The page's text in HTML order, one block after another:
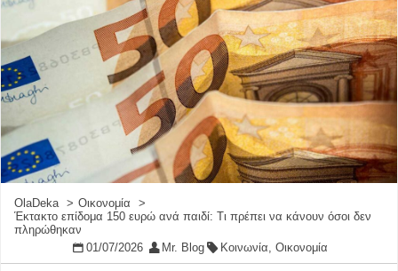
OlaDeka
Οικονομία
Έκτακτο επίδομα 150 ευρώ ανά παιδί: Τι πρέπει να κάνουν όσοι δεν
πληρώθηκαν
01/07/2026
Mr. Blog Κοινωνία,Οικονομία